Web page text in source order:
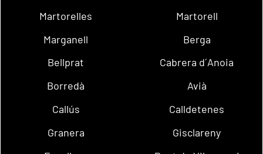
Martorelles
Martorell
Marganell
Berga
Bellprat
Cabrera d´Anoia
Borredà
Avià
Callús
Calldetenes
Granera
Gisclareny